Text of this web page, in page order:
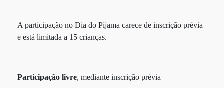
A participação no Dia do Pijama carece de inscrição prévia
e está limitada a 15 crianças.
Participação livre, mediante inscrição prévia